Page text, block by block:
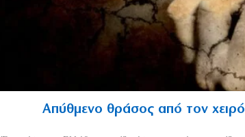
Απύθμενο θράσος από τον